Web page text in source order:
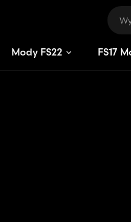
Mody FS22 FS17